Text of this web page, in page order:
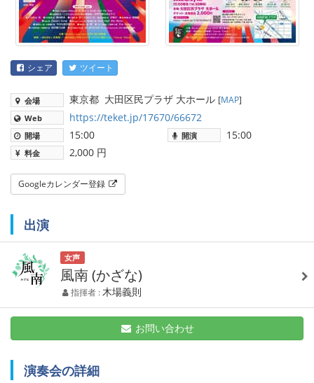
シェア ツイート
会場 東京都 大田区民プラザ 大ホール [MAP]
Web https://teket.jp/17670/66672
開場 15:00 開演 15:00
料金 2,000 円
Googleカレンダー登録
出演
女声
風南 (かざな)
指揮者 :木場義則
お問い合わせ
演奏会の詳細